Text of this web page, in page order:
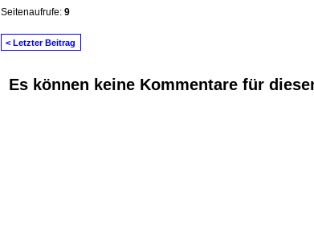
Seitenaufrufe: 9
< Letzter Beitrag
Es können keine Kommentare für